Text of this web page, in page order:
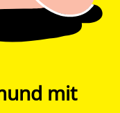
mit